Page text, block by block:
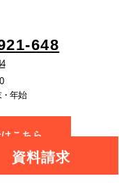
648
年始
こちら
資料請求